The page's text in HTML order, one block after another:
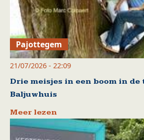
Pajottegem
21/07/2026 - 22:09
Drie meisjes in een boom in
Baljuwhuis
Meer lezen